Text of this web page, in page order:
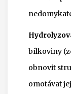
bílkoviny
obnovit
omotávat